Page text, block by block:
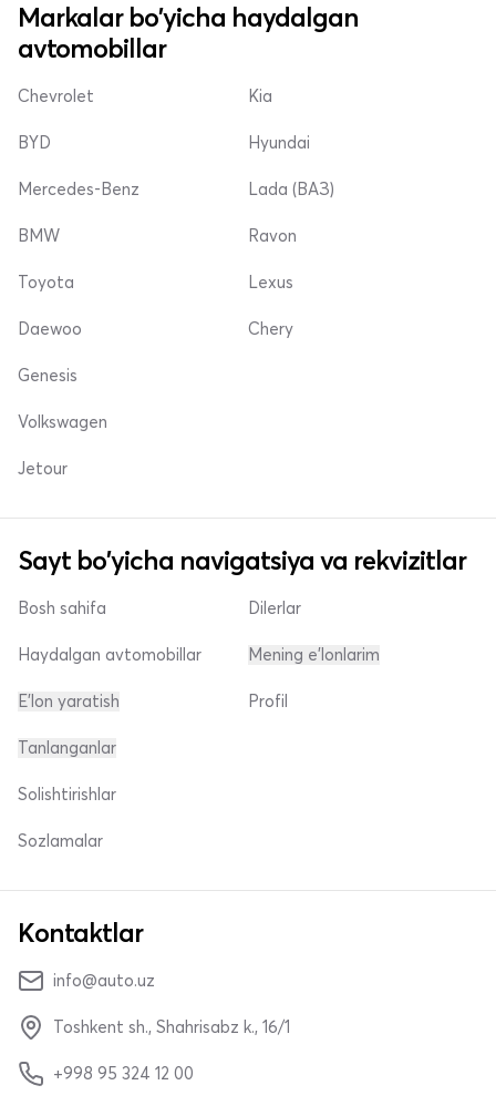
Markalar bo'yicha haydalgan
avtomobillar
Chevrolet
BYD
Mercedes-Benz
Kia
Hyundai
Lada (ВАЗ)
BMW
Toyota
Daewoo
Ravon
Lexus
Chery
Genesis
Volkswagen
Jetour
Sayt bo'yicha navigatsiya va rekvizitlar
Bosh sahifa
Haydalgan avtomobillar
E'lon yaratish
Dilerlar
Mening e'lonlarim
Profil
Tanlanganlar
Solishtirishlar
Sozlamalar
Kontaktlar
info@auto.uz
Toshkent sh., Shahrisabz k., 16/1
+998 95 324 12 00